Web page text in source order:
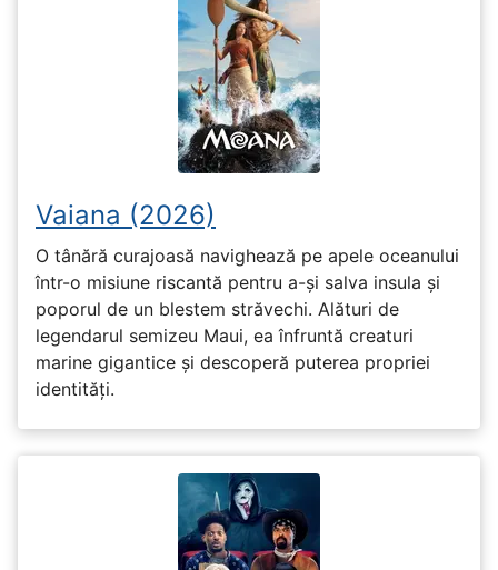
Vaiana (2026)
O tânără curajoasă navighează pe apele oceanului
într-o misiune riscantă pentru a-și salva insula și
poporul de un blestem străvechi. Alături de
legendarul semizeu Maui, ea înfruntă creaturi
marine gigantice și descoperă puterea propriei
identități.